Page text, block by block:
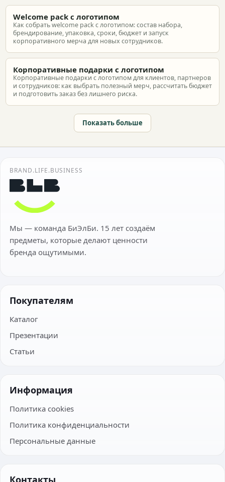
Welcome pack с логотипом
Как собрать welcome pack с логотипом: состав набора,
брендирование, упаковка, сроки, бюджет и запуск
корпоративного мерча для новых сотрудников.
Корпоративные подарки с логотипом
Корпоративные подарки с логотипом для клиентов, партнеров
и сотрудников: как выбрать полезный мерч, рассчитать бюджет
и подготовить заказ без лишнего риска.
Показать больше
BRAND.LIFE.BUSINESS
Мы — команда БиЭлБи. 15 лет создаём
предметы, которые делают ценности
бренда ощутимыми.
Покупателям
Каталог
Презентации
Статьи
Информация
Политика cookies
Политика конфиденциальности
Персональные данные
Контакты